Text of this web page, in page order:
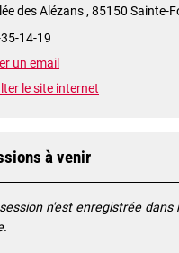
des Alézans , 85150 Sainte-
14-19
un email
le site internet
à venir
n'est enregistrée dans